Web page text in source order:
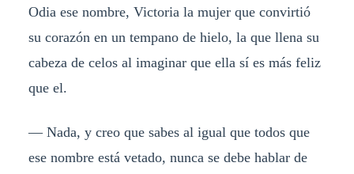
Odia ese nombre, Victoria la mujer que convirtió
su corazón en un tempano de hielo, la que llena su
cabeza de celos al imaginar que ella sí es más feliz
que el.
— Nada, y creo que sabes al igual que todos que
ese nombre está vetado, nunca se debe hablar de